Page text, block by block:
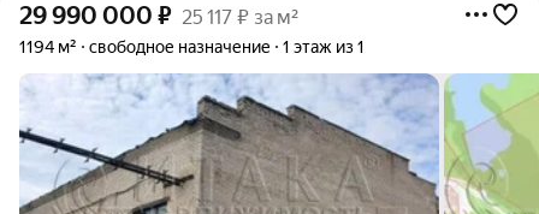
29 990 000 ₽ 25 117 ₽ за м²
1194 м² свободное назначение 1 этаж из 1